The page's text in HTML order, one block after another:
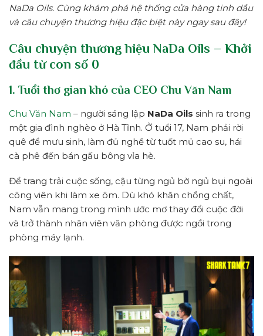
NaDa Oils. Cùng khám phá hệ thống cửa hàng tinh dầu
và câu chuyện thương hiệu đặc biệt này ngay sau đây!
Câu chuyện thương hiệu NaDa Oils – Khởi
đầu từ con số 0
1. Tuổi thơ gian khó của CEO Chu Văn Nam
Chu Văn Nam – người sáng lập NaDa Oils sinh ra trong
một gia đình nghèo ở Hà Tĩnh. Ở tuổi 17, Nam phải rời
quê để mưu sinh, làm đủ nghề từ tuốt mủ cao su, hái
cà phê đến bán gấu bông vỉa hè.
Để trang trải cuộc sống, cậu từng ngủ bờ ngủ bụi ngoài
công viên khi làm xe ôm. Dù khó khăn chồng chất,
Nam vẫn mang trong mình ước mơ thay đổi cuộc đời
và trở thành nhân viên văn phòng được ngồi trong
phòng máy lạnh.